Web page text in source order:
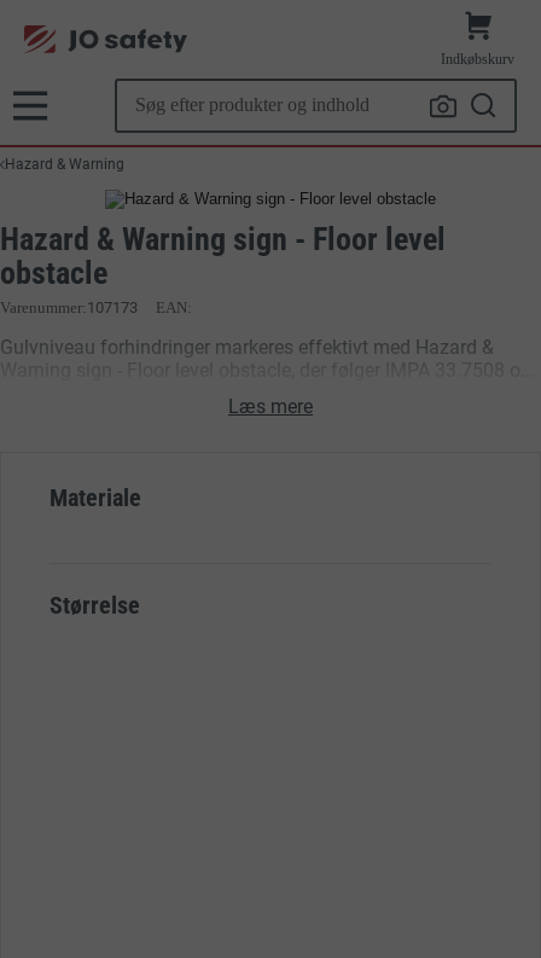
Indkøbskurv
Hazard & Warning
Hazard & Warning sign - Floor level
obstacle
Varenummer 107173 EAN:
Gulvniveau forhindringer markeres effektivt med Hazard &
Warning sign - Floor level obstacle, der følger IMPA 33.7508 og
IMO-standarder. Skiltet advarer om potentielle faldrisici i
maskinrum, gangarealer og lastområder, hvilket bidrager til at
sikkerhedskrav ombord.
Læs mere
Materiale
Størrelse